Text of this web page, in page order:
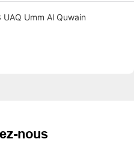
UAQ Umm Al Quwain
nous